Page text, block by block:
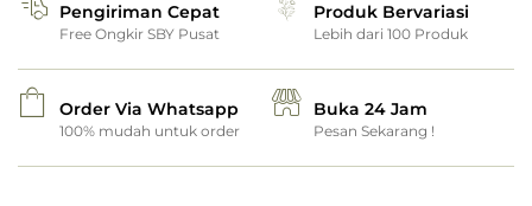
Pengiriman Cepat
Free Ongkir SBY Pusat
Produk Bervariasi
Lebih dari 100 Produk
Order Via Whatsapp
100% mudah untuk order
Buka 24 Jam
Pesan Sekarang !